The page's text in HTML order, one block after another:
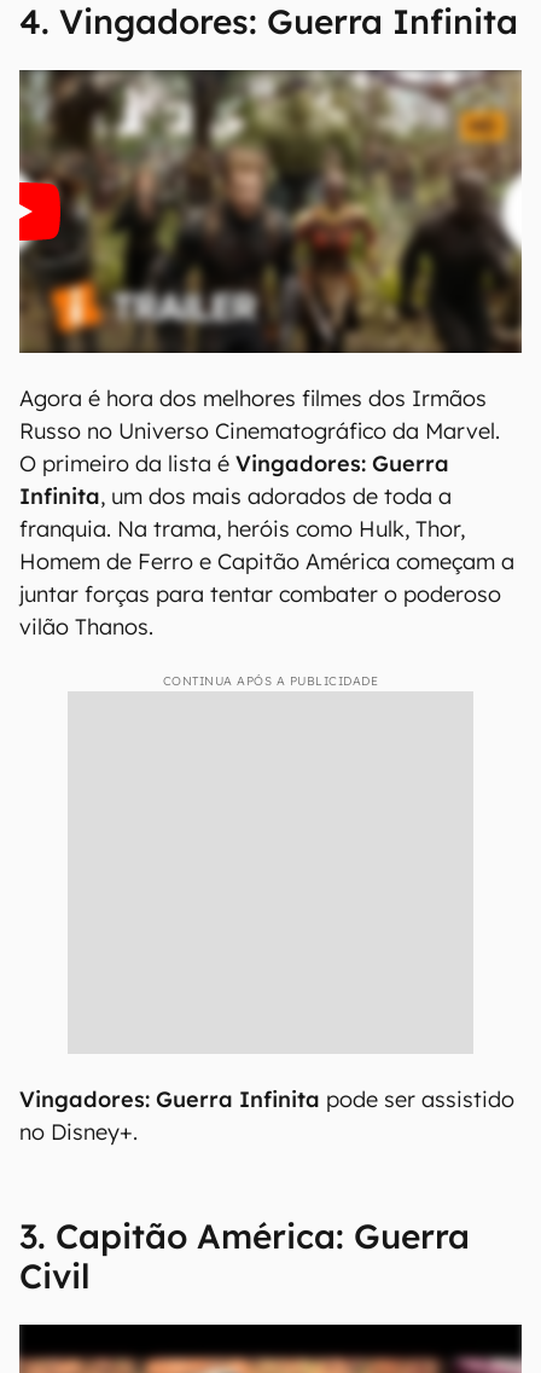
4. Vingadores: Guerra Infinita
Agora é hora dos melhores filmes dos Irmãos
Russo no Universo Cinematográfico da Marvel.
O primeiro da lista é Vingadores: Guerra
Infinita, um dos mais adorados de toda a
franquia. Na trama, heróis como Hulk, Thor,
Homem de Ferro e Capitão América começam a
juntar forças para tentar combater o poderoso
vilão Thanos.
CONTINUA APÓS A PUBLICIDADE
Vingadores: Guerra Infinita pode ser assistido
no Disney+.
3. Capitão América: Guerra
Civil